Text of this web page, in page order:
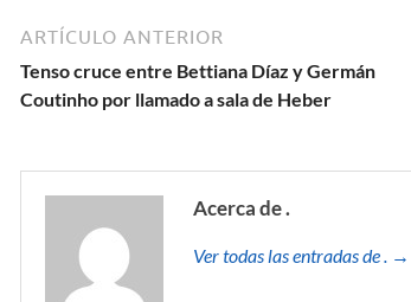
ARTÍCULO ANTERIOR
Tenso cruce entre Bettiana Díaz y Germán
Coutinho por llamado a sala de Heber
Acerca de .
Ver todas las entradas de . →